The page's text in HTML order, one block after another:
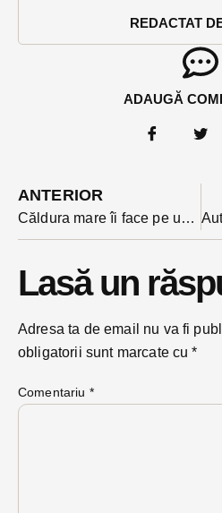
REDACTAT
ADAUGĂ
ANTERIOR
Căldura mare îi face pe unii excesiv de violenți: un bârgăuan și-a bătut bunica. Altul și-a agresat nevasta
Lasă un
Adresa ta de email nu va fi
obligatorii sunt marcate cu*
Comentariu *